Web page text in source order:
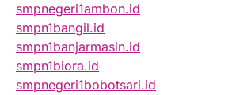
smpnegeri1ambon.id
smpn1bangil.id
smpn1banjarmasin.id
smpn1biora.id
smpnegeri1bobotsari.id